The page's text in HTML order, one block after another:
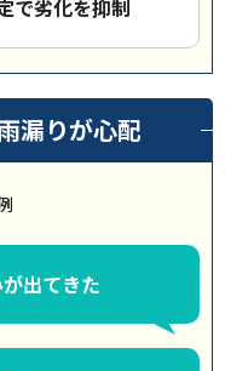
で劣化を抑制
漏りが心配
出てきた